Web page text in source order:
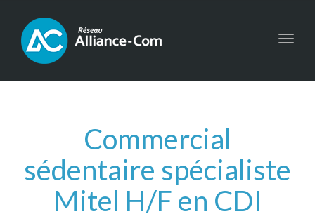
Commercial
sédentaire spécialiste
Mitel H/F en CDI